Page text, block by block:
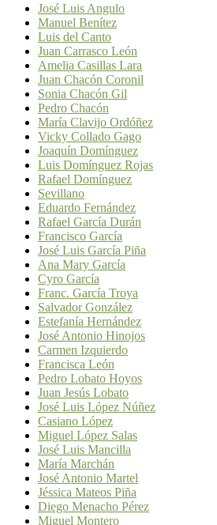
José Luis Angulo
Manuel Benítez
Luis del Canto
Juan Carrasco León
Amelia Casillas Lara
Juan Chacón Coronil
Sonia Chacón Gil
Pedro Chacón
María Clavijo Ordóñez
Vicky Collado Gago
Joaquín Domínguez
Luis Domínguez Rojas
Rafael Domínguez
Sevillano
Eduardo Fernández
Rafael García Durán
Francisco García
José Luis García Piña
Ana Mary García
Cyro García
Franc. García Troya
Salvador González
Estefanía Hernández
José Antonio Hinojos
Carmen Izquierdo
Francisca León
Pedro Lobato Hoyos
Juan Jesús Lobato
José Luis López Núñez
Casiano López
Miguel López Salas
José Luis Mancilla
María Marchán
José Antonio Martel
Jéssica Mateos Piña
Diego Menacho Pérez
Miguel Montero